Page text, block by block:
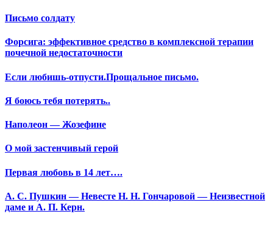
Письмо солдату
Форсига: эффективное средство в комплексной терапии
почечной недостаточности
Если любишь-отпусти.Прощальное письмо.
Я боюсь тебя потерять..
Наполеон — Жозефине
О мой застенчивый герой
Первая любовь в 14 лет….
А. С. Пушкин — Невесте Н. Н. Гончаровой — Неизвестной
даме и А. П. Керн.